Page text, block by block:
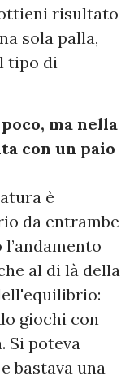
risultato
sola palla,
tipo di
ma nella
con un paio
è
da entrambe
al di là della
giochi con
Si poteva
bastava una